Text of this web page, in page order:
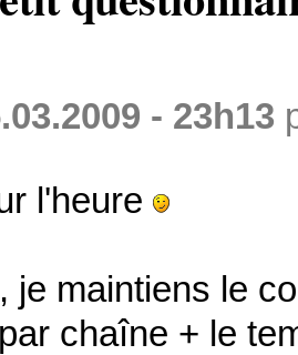
- 23h13
l'heure
je maintiens le
chaîne + le